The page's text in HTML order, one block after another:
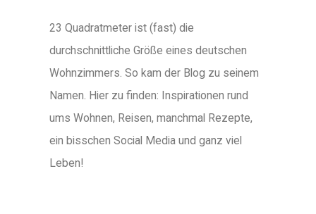
23 Quadratmeter ist (fast) die
durchschnittliche Größe eines deutschen
Wohnzimmers. So kam der Blog zu seinem
Namen. Hier zu finden: Inspirationen rund
ums Wohnen, Reisen, manchmal Rezepte,
ein bisschen Social Media und ganz viel
Leben!